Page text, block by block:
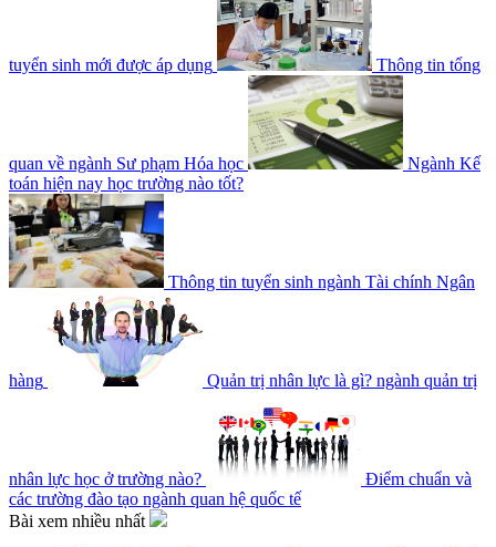
tuyển sinh mới được áp dụng Thông tin tổng
quan về ngành Sư phạm Hóa học
Ngành Kế
toán hiện nay học trường nào tốt?
Thông tin tuyển sinh ngành Tài chính Ngân
hàng Quản trị nhân lực là gì? ngành quản trị
nhân lực học ở trường nào?
Điểm chuẩn và
các trường đào tạo ngành quan hệ quốc tế
Bài xem nhiều nhất